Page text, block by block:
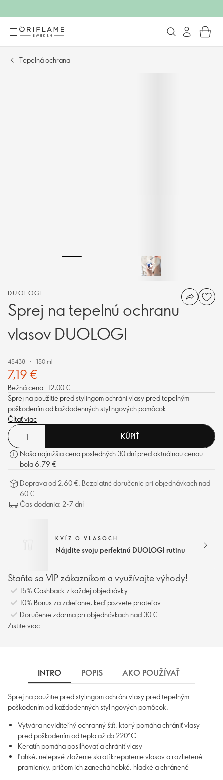
Tepelná ochrana
DUOLOGI
Sprej na tepelnú ochranu
vlasov DUOLOGI
45438 150 ml
7,19 €
Bežná cena: 12,00 €
Sprej na použitie pred stylingom ochráni vlasy pred tepelným
poškodením od každodenných stylingových pomôcok.
Čítať viac
KÚPIŤ
Naša najnižšia cena posledných 30 dní pred aktuálnou cenou
bola 6,79 €
Doprava od 2,60 €. Bezplatné doručenie pri objednávkach nad
60 €
Čas dodania: 2-7 dní
KVÍZ O VLASOCH
Nájdite svoju perfektnú DUOLOGI rutinu
Staňte sa VIP zákazníkom a využívajte výhody!
15% Cashback z každej objednávky.
10% Bonus za zdieľanie, keď pozvete priateľov.
Doručenie zdarma pri objednávkach nad 30 €.
Zistite viac
INTRO POPIS AKO POUŽÍVAŤ
Sprej na použitie pred stylingom ochráni vlasy pred tepelným
poškodením od každodenných stylingových pomôcok.
Vytvára neviditeľný ochranný štít, ktorý pomáha chrániť vlasy
pred poškodením od tepla až do 220°C
Keratín pomáha posilňovať a chrániť vlasy
Ľahké, nelepivé zloženie skrotí krepatenie vlasov a rozlietené
pramienky, pričom ich zanechá hebké, hladké a chránené